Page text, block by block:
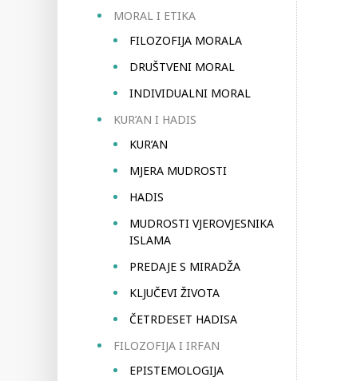
MORAL I ETIKA
FILOZOFIJA MORALA
DRUŠTVENI MORAL
INDIVIDUALNI MORAL
KUR’AN I HADIS
KUR’AN
MJERA MUDROSTI
HADIS
MUDROSTI VJEROVJESNIKA
ISLAMA
PREDAJE S MIRADŽA
KLJUČEVI ŽIVOTA
ČETRDESET HADISA
FILOZOFIJA I IRFAN
EPISTEMOLOGIJA